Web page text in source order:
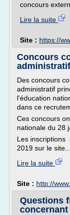
concours
Lire la suite
Site : https://
Concours
Des concours
administratif
l'éducation
dans ce
Ces concours
nationale du 28
Les inscriptions
2019 sur le site...
Lire la suite
Site : http://
Questions